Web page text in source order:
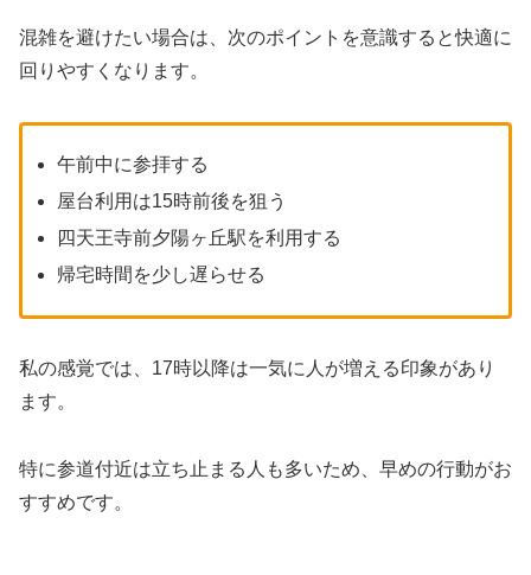
混雑を避けたい場合は、次のポイントを意識すると快適に
回りやすくなります。
午前中に参拝する
屋台利用は15時前後を狙う
四天王寺前夕陽ヶ丘駅を利用する
帰宅時間を少し遅らせる
私の感覚では、17時以降は一気に人が増える印象があり
ます。
特に参道付近は立ち止まる人も多いため、早めの行動がお
すすめです。